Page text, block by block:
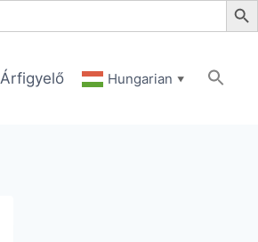
Árfigyelő Hungarian ▼